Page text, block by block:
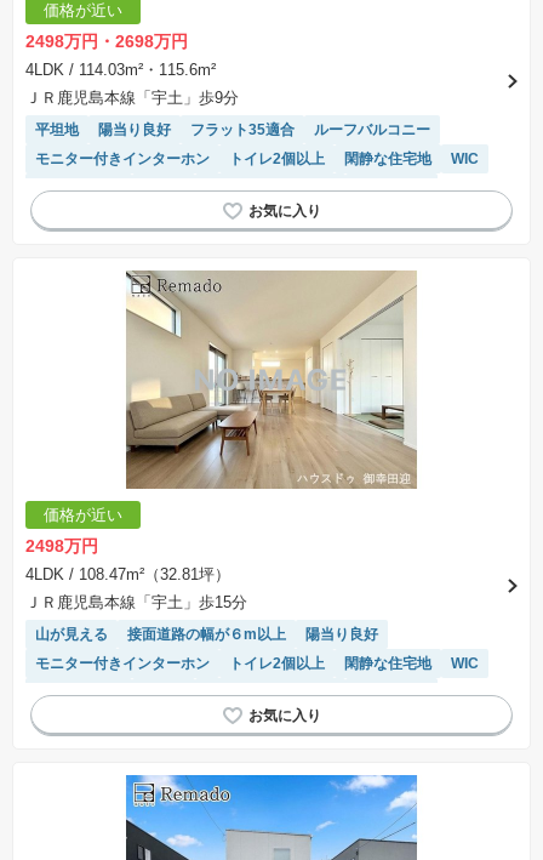
価格が近い
2498万円・2698万円
4LDK / 114.03m²・115.6m²
ＪＲ鹿児島本線「宇土」歩9分
平坦地 陽当り良好 フラット35適合
ルーフバルコニー
モニター付きインターホン
トイレ2個以上 閑静な住宅地
WIC
対面キッチン
食洗機 キッチン収納が多い
浴室乾燥機
窓付き浴室
システムキッチン 温水洗浄便座
価格が近い
2498万円
4LDK / 108.47m²（32.81坪）
ＪＲ鹿児島本線「宇土」歩15分
山が見える 接面道路の幅が６m以上
陽当り良好
モニター付きインターホン
トイレ2個以上 閑静な住宅地
WIC
対面キッチン
食洗機 キッチン収納が多い
浴室乾燥機
システムキッチン
温水洗浄便座